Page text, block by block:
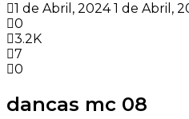
1 de Abril, 2024 1 de Abril,
0
3.2K
7
0
dancas mc 08